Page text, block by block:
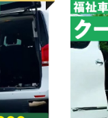
19年）にハワイか
契機に2008年（平
デーフラダンス、
物詩となっていま
白木半島沖で日本